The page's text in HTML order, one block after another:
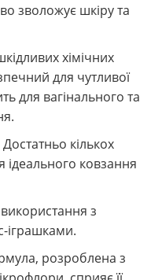
зволожує шкіру та
хімічних
для чутливої
для вагінального та
Достатньо кількох
ідеального ковзання
з
іграшками.
розроблена з